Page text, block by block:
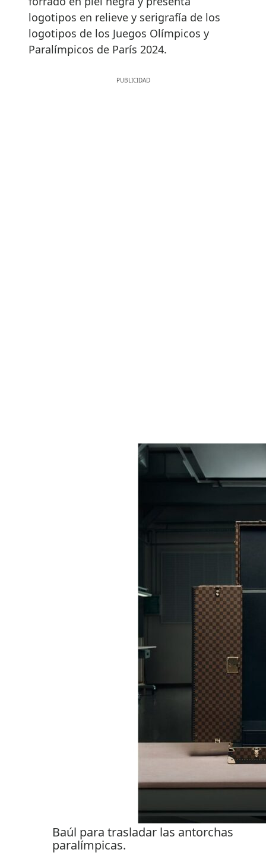
logotipos en relieve y serigrafía de los
logotipos de los Juegos Olímpicos y
Paralímpicos de París 2024.
Baúl para trasladar las antorchas
paralímpicas.